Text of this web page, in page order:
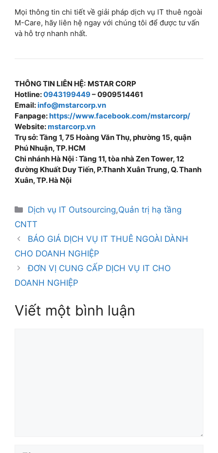
Mọi thông tin chi tiết về giải pháp dịch vụ IT thuê ngoài
M-Care, hãy liên hệ ngay với chúng tôi để được tư vấn
và hỗ trợ nhanh nhất.
THÔNG TIN LIÊN HỆ: MSTAR CORP
Hotline:0943199449– 0909514461
Email:info@mstarcorp.vn
Fanpage:https://www.facebook.com/mstarcorp/
Website:mstarcorp.vn
Trụ sở: Tầng 1, 75 Hoàng Văn Thụ, phường 15, quận
Phú Nhuận, TP. HCM
Chi nhánh Hà Nội : Tầng 11, tòa nhà Zen Tower, 12
đường Khuất Duy Tiến, P.Thanh Xuân Trung, Q. Thanh
Xuân, TP. Hà Nội
Dịch vụ IT Outsourcing,Quản trị hạ tầng
CNTT
BÁO GIÁ DỊCH VỤ IT THUÊ NGOÀI DÀNH
CHO DOANH NGHIỆP
ĐƠN VỊ CUNG CẤP DỊCH VỤ IT CHO
DOANH NGHIỆP
Viết một bình luận